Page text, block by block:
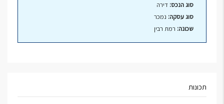
סוג הנכס: דירה
סוג עסקה: נמכר
שכונה: רמת רבין
תכונות